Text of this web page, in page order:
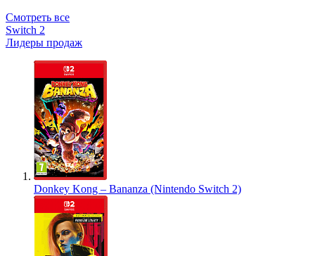
Смотреть все
Switch 2
Лидеры продаж
Donkey Kong – Bananza (Nintendo Switch 2)